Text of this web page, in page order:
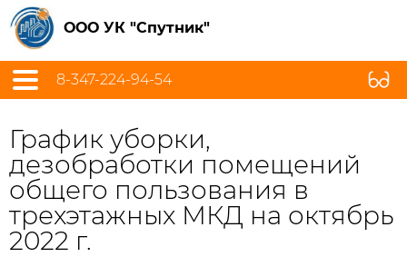
ООО УК "Спутник"
8-347-224-94-54
График уборки,
дезобработки помещений
общего пользования в
трехэтажных МКД на октябрь
2022 г.